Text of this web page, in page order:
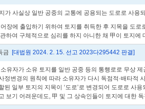
가 사실상 일반 공중의 교통에 공용되는 도로로 사
어장에 출입하기 위하여 토지를 취득한 후 지목을 도
하여 구체적으로 심리를 하지 아니한 채 甲이 토지
금 [대법원 2024. 2. 15. 선고 2023다295442 판결]
소유자가 소유 토지를 일반 공중 등의 통행로로 무상
정변경의 원칙에 따라 소유자가 다시 독점적·배타적
된 일부 토지의 지목이 ‘도로’로 변경되어 도로로 사
보기 어려운데도, 甲 및 그 상속인들이 토지에 대한